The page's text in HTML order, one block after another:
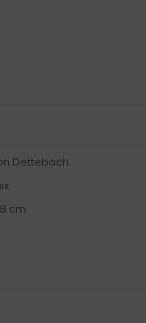
Dettebach.
cm.